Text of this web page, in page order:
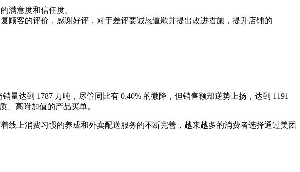
满意度和信任度。
顾客的评价，感谢好评，对于差评要诚恳道歉并提出改进措施，提升店铺的
达到 1787 万吨，尽管同比有 0.40% 的微降，但销售额却逆势上扬，达到 1191
、高附加值的产品买单。
上消费习惯的养成和外卖配送服务的不断完善，越来越多的消费者选择通过美团